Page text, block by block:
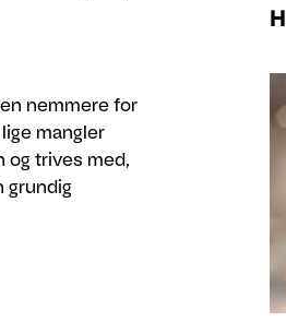
nemmere for
mangler
og trives med,
grundig